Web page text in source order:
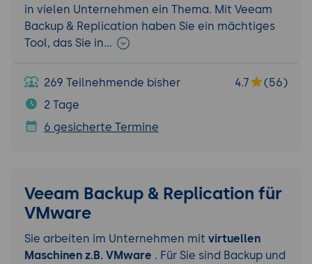
in vielen Unternehmen ein Thema. Mit Veeam
Backup & Replication haben Sie ein mächtiges
Tool, das Sie in…
269 Teilnehmende bisher 4.7
(56)
2 Tage
6 gesicherte Termine
Veeam Backup & Replication für
VMware
Sie arbeiten im Unternehmen mit virtuellen
Maschinen z.B. VMware . Für Sie sind Backup und